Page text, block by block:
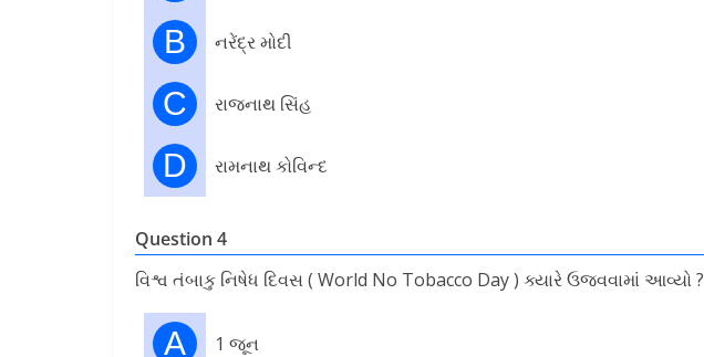
B નરેંદ્ર મોદી
C રાજનાથ સિંહ
D રામનાથ કોવિન્દ
Question 4
વિશ્વ તંબાકુ નિષેધ દિવસ ( World No Tobacco Day ) ક્યારે ઉજવવામાં આવ્યો ?
A 1 જૂન